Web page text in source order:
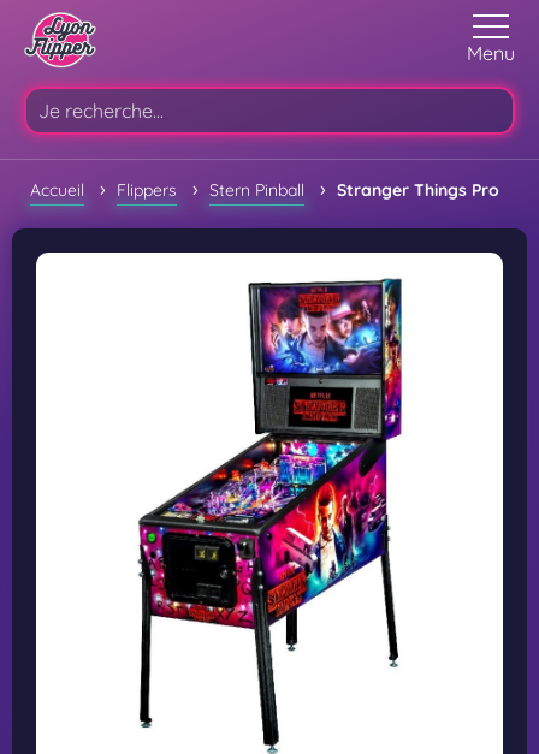
Menu
Accueil › Flippers › Stern Pinball › Stranger Things Pro